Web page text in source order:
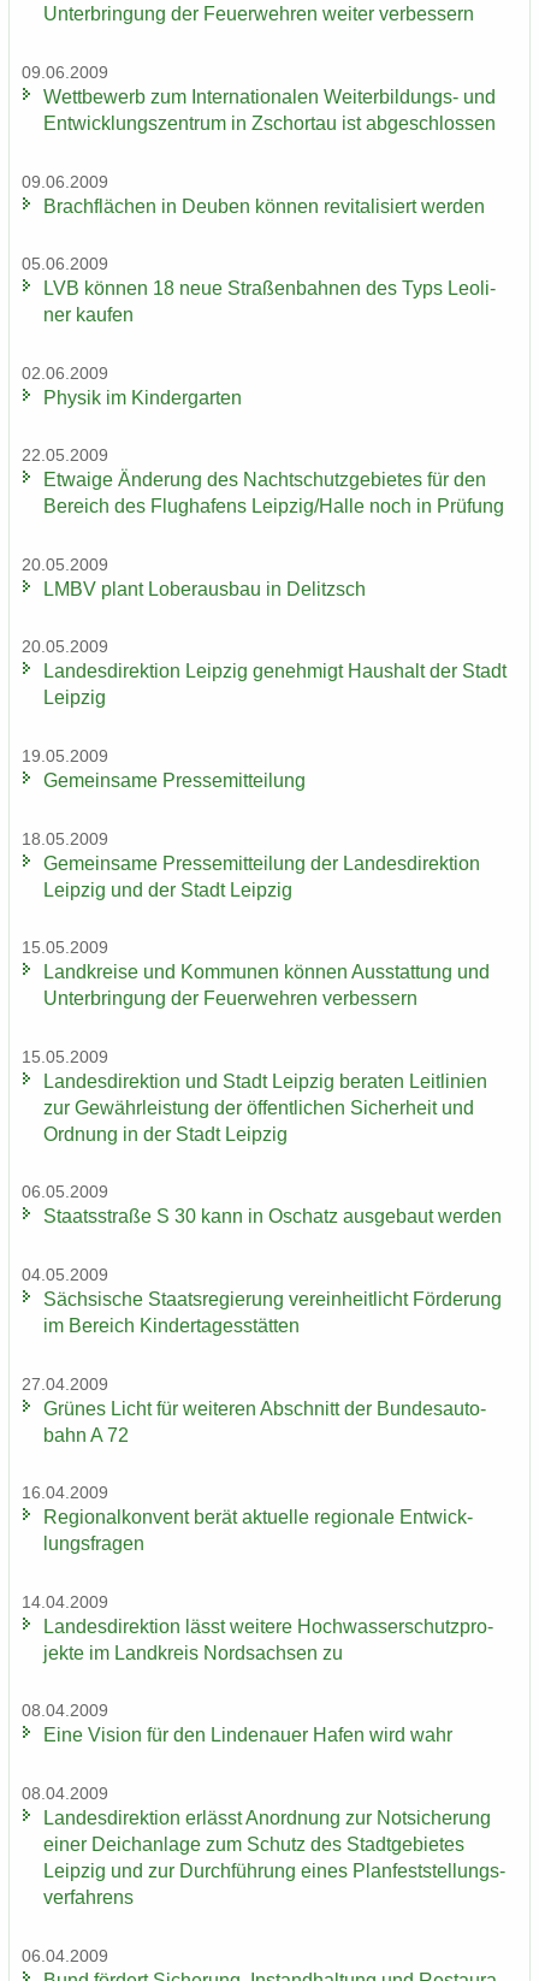
Un­ter­brin­gung der Feu­er­weh­ren wei­ter ver­bes­sern
09.06.2009
Wett­be­werb zum In­ter­na­tio­na­len Weiterbildungs-​ und
Ent­wick­lungs­zen­trum in Zschor­tau ist ab­ge­schlos­sen
09.06.2009
Brach­flä­chen in Deu­ben kön­nen re­vi­ta­li­siert wer­den
05.06.2009
LVB kön­nen 18 neue Stra­ßen­bah­nen des Typs Leo­li­
ner kau­fen
02.06.2009
Phy­sik im Kin­der­gar­ten
22.05.2009
Et­wa­ige Än­de­rung des Nacht­schutz­ge­bie­tes für den
Be­reich des Flug­ha­fens Leip­zig/Halle noch in Prü­fung
20.05.2009
LMBV plant Lober­aus­bau in De­litzsch
20.05.2009
Lan­des­di­rek­ti­on Leip­zig ge­neh­migt Haus­halt der Stadt
Leip­zig
19.05.2009
Ge­mein­sa­me Pres­se­mit­tei­lung
18.05.2009
Ge­mein­sa­me Pres­se­mit­tei­lung der Lan­des­di­rek­ti­on
Leip­zig und der Stadt Leip­zig
15.05.2009
Land­krei­se und Kom­mu­nen kön­nen Aus­stat­tung und
Un­ter­brin­gung der Feu­er­weh­ren ver­bes­sern
15.05.2009
Lan­des­di­rek­ti­on und Stadt Leip­zig be­ra­ten Leit­li­ni­en
zur Ge­währ­leis­tung der öf­fent­li­chen Si­cher­heit und
Ord­nung in der Stadt Leip­zig
06.05.2009
Staats­stra­ße S 30 kann in Oschatz aus­ge­baut wer­den
04.05.2009
Säch­si­sche Staats­re­gie­rung ver­ein­heit­licht För­de­rung
im Be­reich Kin­der­ta­ges­stät­ten
27.04.2009
Grü­nes Licht für wei­te­ren Ab­schnitt der Bun­des­au­to­
bahn A 72
16.04.2009
Re­gio­nal­kon­vent berät ak­tu­el­le re­gio­na­le Ent­wick­
lungs­fra­gen
14.04.2009
Lan­des­di­rek­ti­on lässt wei­te­re Hoch­was­ser­schutz­pro­
jek­te im Land­kreis Nord­sach­sen zu
08.04.2009
Eine Vi­si­on für den Lin­de­nau­er Hafen wird wahr
08.04.2009
Lan­des­di­rek­ti­on er­lässt An­ord­nung zur Not­si­che­rung
einer Deich­an­la­ge zum Schutz des Stadt­ge­bie­tes
Leip­zig und zur Durch­füh­rung eines Plan­fest­stel­lungs­
ver­fah­rens
06.04.2009